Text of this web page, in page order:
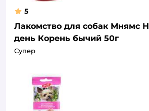
5
Лакомство для собак Мнямс
день Корень бычий 50г
Супер